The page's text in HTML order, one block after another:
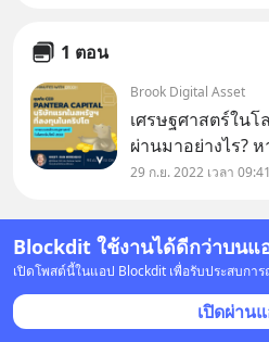
Blockdit ใช้งานได้ดีกว่าบนแ
เปิดโพสต์นี้ในแอป Blockdit เพื่อรับประสบกา
เปิดผ่าน
1 ตอน
Brook Digital Asset
เศรษฐศาสตร์ใน
ผ่านมาอย่างไร?
ซีรี่ส์
'5 นาที' โดย EP
Raou
29 ก.ย. 2022 เวลา 09:41